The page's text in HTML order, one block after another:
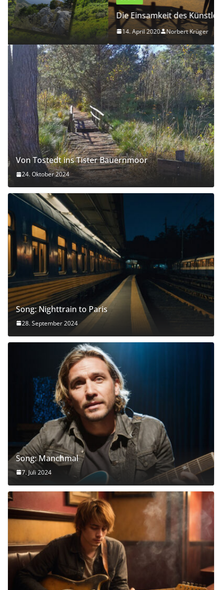
Die Einsamkeit des Künstlers
14. April 2020 Norbert Krüger
Von Tostedt ins Tister Bauernmoor
24. Oktober 2024
Song: Nighttrain to Paris
28. September 2024
Song: Manchmal
7. Juli 2024